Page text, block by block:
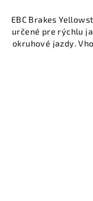
EBC Brakes
určené pre rýchlu
okruhové jazdy.